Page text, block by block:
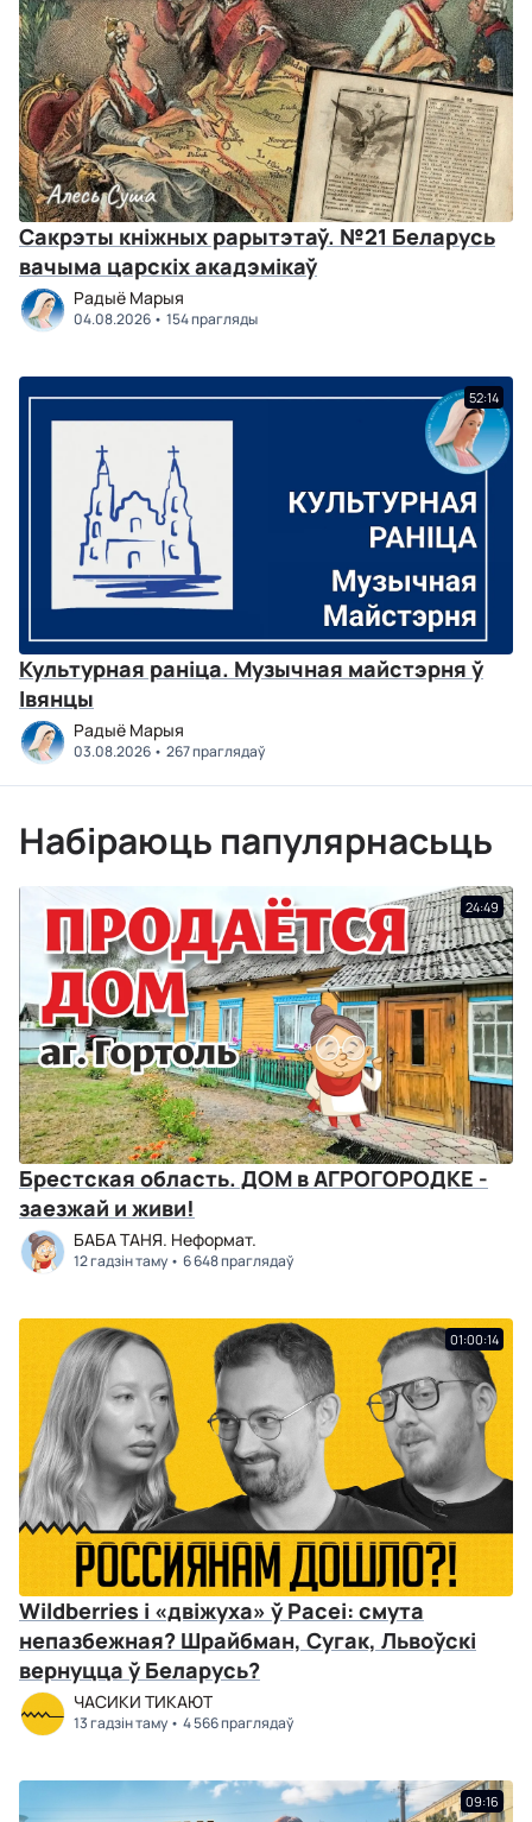
Сакрэты кніжных рарытэтаў. №21 Беларусь
вачыма царскіх акадэмікаў
Радыё Марыя
04.08.2026 154 прагляды
52:14
Культурная раніца. Музычная майстэрня ў
Івянцы
Радыё Марыя
03.08.2026 267 праглядаў
Набіраюць папулярнасьць
24:49
Брестская область. ДОМ в АГРОГОРОДКЕ -
заезжай и живи!
БАБА ТАНЯ. Неформат.
12 гадзін таму 6 648 праглядаў
01:00:14
Wildberries і «двіжуха» ў Расеі: смута
непазбежная? Шрайбман, Сугак, Львоўскі
вернуцца ў Беларусь?
ЧАСИКИ ТИКАЮТ
13 гадзін таму 4 566 праглядаў
09:16